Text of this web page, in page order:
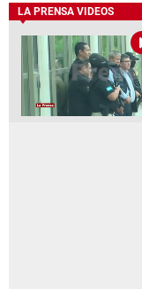
LA PRENSA VIDEOS